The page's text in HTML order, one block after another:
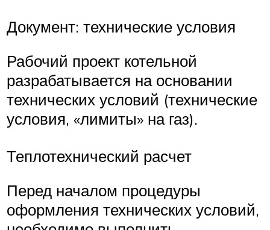
Документ: технические условия
Рабочий проект котельной
разрабатывается на основании
технических условий (технические
условия, «лимиты» на газ).
Теплотехнический расчет
Перед началом процедуры
оформления технических условий,